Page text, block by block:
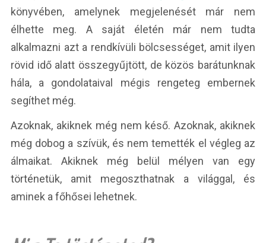
könyvében, amelynek megjelenését már nem
élhette meg. A saját életén már nem tudta
alkalmazni azt a rendkívüli bölcsességet, amit ilyen
rövid idő alatt összegyűjtött, de közös barátunknak
hála, a gondolataival mégis rengeteg embernek
segíthet még.
Azoknak, akiknek még nem késő. Azoknak, akiknek
még dobog a szívük, és nem temették el végleg az
álmaikat. Akiknek még belül mélyen van egy
történetük, amit megoszthatnak a világgal, és
aminek a főhősei lehetnek.